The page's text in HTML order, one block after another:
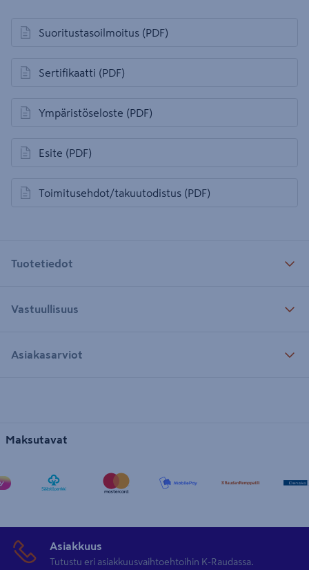
Suoritustasoilmoitus (PDF)
avautuu uuteen välilehteen
Sertifikaatti (PDF)
avautuu uuteen välilehteen
Ympäristöseloste (PDF)
avautuu uuteen välilehteen
Esite (PDF)
avautuu uuteen välilehteen
Toimitusehdot/takuutodistus (PDF)
avautuu uuteen välilehteen
Tuotetiedot
Vastuullisuus
Asiakasarviot
Maksutavat
Asiakkuus
Tutustu eri asiakkuusvaihtoehtoihin K-Raudassa.